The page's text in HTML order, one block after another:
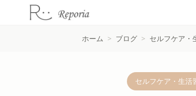
ホーム > ブログ > セルフケア・
セルフケア・生活